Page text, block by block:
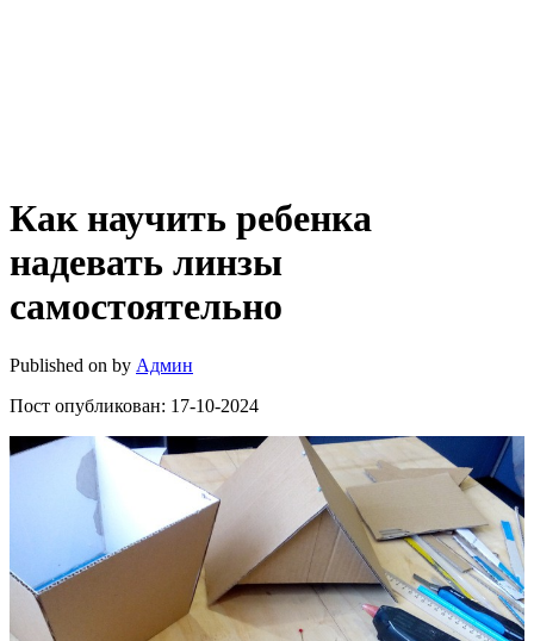
Как научить ребенка
надевать линзы
самостоятельно
Published on by Админ
Пост опубликован: 17-10-2024